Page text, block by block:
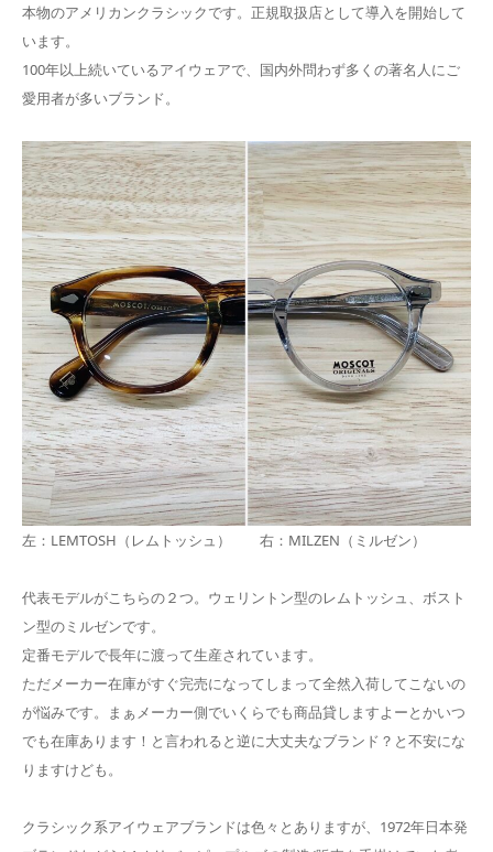
本物のアメリカンクラシックです。正規取扱店として導入を開始して
います。
100年以上続いているアイウェアで、国内外問わず多くの著名人にご
愛用者が多いブランド。
左：LEMTOSH（レムトッシュ） 右：MILZEN（ミルゼン）
代表モデルがこちらの２つ。ウェリントン型のレムトッシュ、ボスト
ン型のミルゼンです。
定番モデルで長年に渡って生産されています。
ただメーカー在庫がすぐ完売になってしまって全然入荷してこないの
が悩みです。まぁメーカー側でいくらでも商品貸しますよーとかいつ
でも在庫あります！と言われると逆に大丈夫なブランド？と不安にな
りますけども。
クラシック系アイウェアブランドは色々とありますが、1972年日本発